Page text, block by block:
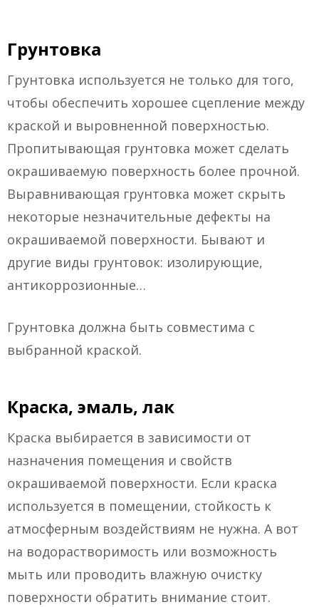
Грунтовка
Грунтовка используется не только для того,
чтобы обеспечить хорошее сцепление между
краской и выровненной поверхностью.
Пропитывающая грунтовка может сделать
окрашиваемую поверхность более прочной.
Выравнивающая грунтовка может скрыть
некоторые незначительные дефекты на
окрашиваемой поверхности. Бывают и
другие виды грунтовок: изолирующие,
антикоррозионные…
Грунтовка должна быть совместима с
выбранной краской.
Краска, эмаль, лак
Краска выбирается в зависимости от
назначения помещения и свойств
окрашиваемой поверхности. Если краска
используется в помещении, стойкость к
атмосферным воздействиям не нужна. А вот
на водорастворимость или возможность
мыть или проводить влажную очистку
поверхности обратить внимание стоит.